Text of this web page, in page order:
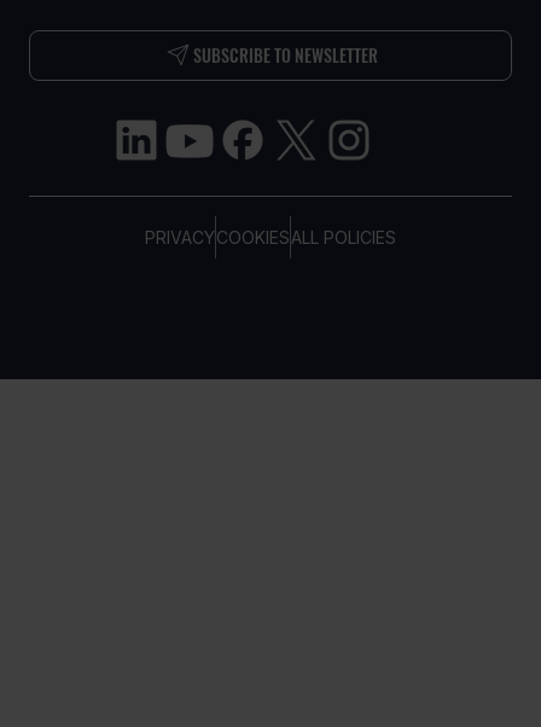
PRIVACYCOOKIESALL POLICIES
SUBSCRIBE TO NEWSLETTER